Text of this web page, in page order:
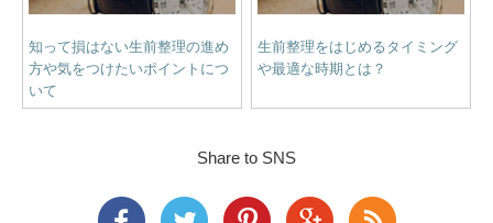
知って損はない生前整理の進め
方や気をつけたいポイントにつ
いて
生前整理をはじめるタイミング
や最適な時期とは？
Share to SNS